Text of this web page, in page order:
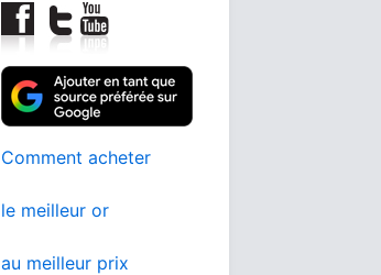
Comment acheter
le meilleur or
au meilleur prix